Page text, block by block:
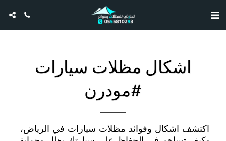
اشكال مظلات سيارات
#‏مودرن